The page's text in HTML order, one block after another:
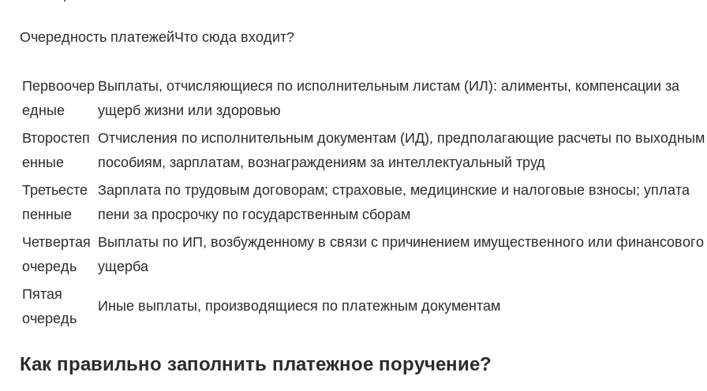
Очередность платежейЧто сюда входит?
Первоочер
едные
Выплаты, отчисляющиеся по исполнительным листам (ИЛ): алименты, компенсации за
ущерб жизни или здоровью
Второстеп
енные
Отчисления по исполнительным документам (ИД), предполагающие расчеты по выходным
пособиям, зарплатам, вознаграждениям за интеллектуальный труд
Третьесте
пенные
Зарплата по трудовым договорам; страховые, медицинские и налоговые взносы; уплата
пени за просрочку по государственным сборам
Четвертая
очередь
Выплаты по ИП, возбужденному в связи с причинением имущественного или финансового
ущерба
Пятая
очередь
Иные выплаты, производящиеся по платежным документам
Как правильно заполнить платежное поручение?